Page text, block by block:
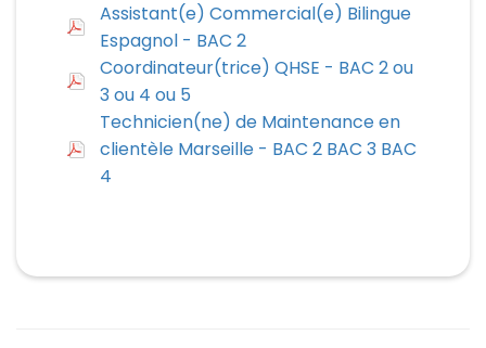
Assistant(e) Commercial(e) Bilingue
Espagnol - BAC 2
Coordinateur(trice) QHSE - BAC 2 ou
3 ou 4 ou 5
Technicien(ne) de Maintenance en
clientèle Marseille - BAC 2 BAC 3 BAC
4